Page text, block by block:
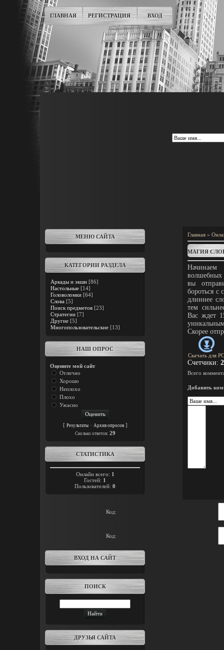
ГЛАВНАЯ РЕГИСТРАЦИЯ ВХОД
МЕНЮ САЙТА
КАТЕГОРИИ РАЗДЕЛА
Аркады и экшн [86]
Настольные [14]
Головоломки [64]
Слова [5]
Поиск предметов [23]
Стратегии [7]
Другие [5]
Многопользовательские [13]
НАШ ОПРОС
Оцените мой сайт
Отлично
Хорошо
Неплохо
Плохо
Ужасно
[ Результаты· Архив опросов]
Cколько ответов: 29
СТАТИСТИКА
Онлайн всего: 1
Гостей: 1
Пользователей: 0
Главная »
МАГИЯ
Начинаем
вы
бороться с
длиннее
тем
Вас ждет
Скорее
Скачать для PC
Счетчики:
Всего
Добавить
Код:
Код:
ВХОД НА САЙТ
ПОИСК
ДРУЗЬЯ САЙТА